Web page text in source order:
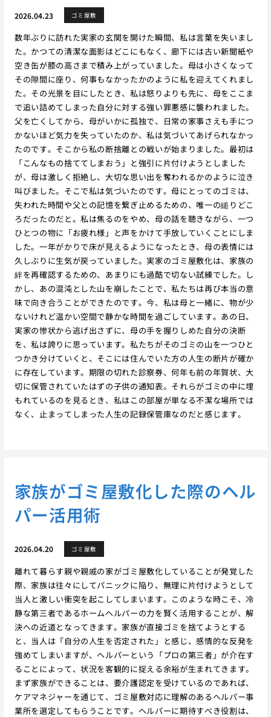
2026.04.23 ゴミ屋敷
数年ぶりに訪れた実家の玄関を開けた瞬間、私は言葉を失いまし
た。かつての清潔な面影はどこにもなく、廊下には古い新聞紙や
空き缶が膝の高さまで積み上がっていました。母は小さくなって
その隙間に座り、何事もなかったかのように私を迎えてくれまし
た。その光景を目にしたとき、私は怒りよりも先に、母をここま
で追い詰めてしまった自分に対する強い罪悪感に襲われました。
父を亡くしてから、母がいかに孤独で、日常の家事さえも手につ
かないほど気力を失っていたのか、私は気づいてあげられなかっ
たのです。そこから私の断捨離との戦いが始まりました。最初は
「こんなもの捨ててしまおう」と強引に片付けようとしました
が、母は激しく拒絶し、大切な思い出を奪われるかのように泣き
叫びました。そこで私は気づいたのです。母にとってのゴミは、
失われた時間や父との記憶を繋ぎ止めるための、唯一の縋りどこ
ろだったのだと。私は焦るのをやめ、母の話を聴きながら、一つ
ひとつの物に「お疲れ様」と声をかけて手放していくことにしま
した。一年がかりで床が見えるようになったとき、母の表情には
久しぶりに生気が戻っていました。実家のゴミ屋敷化は、家族の
絆を再確認するための、あまりにも過酷で切ない試練でした。し
かし、あの混沌とした山を崩したことで、私たちは再び本当の意
味で向き合うことができたのです。今、私は母と一緒に、物が少
ないけれど温かい空間で静かな時間を過ごしています。あの日、
実家の惨状から逃げ出さずに、母の手を握りしめた自分の決断
を、私は誇りに思っています。私たちがそのゴミの山を一つひと
つかき分けていくと、そこには住んでいた方の人生の断片が確か
に存在しています。期限の切れた診察券、何年も前の年賀状、大
切に保管されていたはずの子供の通知表。それらがゴミの中に埋
もれているのを見るとき、私はこの部屋が単なる不潔な場所では
なく、止まってしまった人生の記録保管庫なのだと感じます。
家族がゴミ屋敷化した際のヘル
パー活用術
2026.04.20 ゴミ屋敷
離れて暮らす親や親戚の家がゴミ屋敷化していることが発覚した
際、家族は往々にしてパニックに陥り、無理に片付けようとして
当人と激しい衝突を起こしてしまいます。このような時こそ、冷
静な第三者であるホームヘルパーの力を賢く活用することが、解
決への近道となってきます。家族が直接ゴミを捨てようとする
と、当人は「自分の人生を否定された」と感じ、感情的な反発を
強めてしまいますが、ヘルパーという「プロの第三者」が介在す
ることによって、状況を客観的に捉える余裕が生まれてきます。
まず家族ができることは、要介護認定を受けているのであれば、
ケアマネジャーを通じて、ゴミ屋敷対応に理解のあるヘルパー事
業所を選定してもらうことです。ヘルパーに期待すべき役割は、